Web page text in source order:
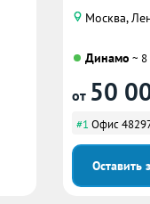
Москва,
Динамо ~
от 50
#1 Офис
Оставить